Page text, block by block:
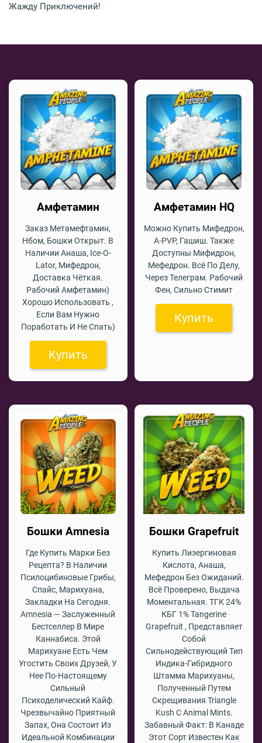
Жажду Приключений!
Амфетамин
Заказ Метамефтамин,
Нбом, Бошки Открыт. В
Наличии Анаша, Ice-O-
Lator, Мифедрон,
Доставка Чёткая.
Рабочий Амфетамин)
Хорошо Использовать ,
Если Вам Нужно
Поработать И Не Спать)
Купить
Амфетамин HQ
Можно Купить Мифедрон,
A-PVP, Гашиш. Также
Доступны Мифидрон,
Мефедрон. Всё По Делу,
Через Телеграм. Рабочий
Фен, Сильно Стимит
Купить
Бошки Amnesia
Где Купить Марки Без
Рецепта? В Наличии
Псилоцибиновые Грибы,
Спайс, Марихуана,
Закладки На Сегодня.
Amnesia — Заслуженный
Бестселлер В Мире
Каннабиса. Этой
Марихуане Есть Чем
Угостить Своих Друзей, У
Нее По-Настоящему
Сильный
Психоделический Кайф.
Чрезвычайно Приятный
Запах, Она Состоит Из
Идеальной Комбинации
Бошки Grapefruit
Купить Лизергиновая
Кислота, Анаша,
Мефедрон Без Ожиданий.
Всё Проверено, Выдача
Моментальная. ТГК 24%
КБГ 1% Tangerine
Grapefruit , Представляет
Собой
Сильнодействующий Тип
Индика-Гибридного
Штамма Марихуаны,
Полученный Путем
Скрещивания Triangle
Kush С Animal Mints.
Забавный Факт: В Канаде
Этот Сорт Известен Как